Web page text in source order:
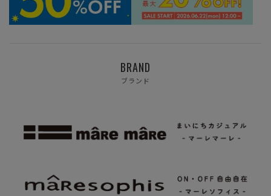
BRAND
ブランド